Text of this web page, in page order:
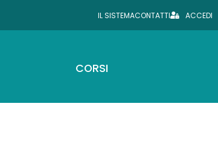
IL SISTEMACONTATTI ACCEDI
CORSI